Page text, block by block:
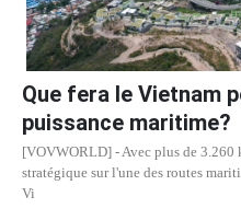
Que fera le Vietnam
puissance maritime?
[VOVWORLD] - Avec plus de
stratégique sur l'une des routes
Vi